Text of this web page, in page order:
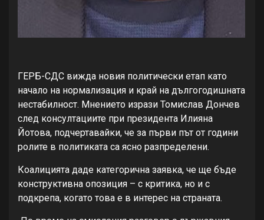
ГЕРБ-СДС вижда новия политически етап като
начало на нормализация и край на дългогодишната
нестабилност. Мнението изрази Томислав Дончев
след консултациите при президента Илияна
Йотова, подчертавайки, че за първи път от години
ролите в политиката са ясно разпределени.
Коалицията даде категорична заявка, че ще бъде
конструктивна опозиция – с критика, но и с
подкрепа, когато това е в интерес на страната.